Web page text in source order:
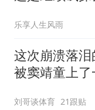
乐享人生风雨
这次崩溃落泪
被窦靖童上了
刘哥谈体育 21跟贴